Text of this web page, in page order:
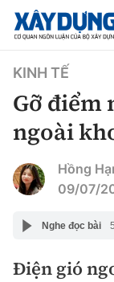
TIN BỘ XÂY DỰNG
CHUYÊN MỤC
Thời sự
KINH TẾ
Gỡ điểm
ngoài
Hồng
09/07/
Nghe đọc bài
Điện gió